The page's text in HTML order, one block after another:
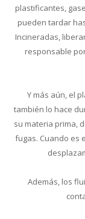
plastificantes,
pueden tardar
Incineradas,
responsable
Y más aún, el
también lo hace
su materia prima,
fugas. Cuando es
Además, los